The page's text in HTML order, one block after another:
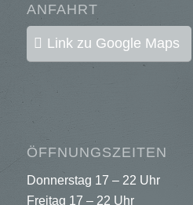
ANFAHRT
Link zu Google Maps
ÖFFNUNGSZEITEN
Donnerstag 17 – 22 Uhr
Freitag 17 – 22 Uhr